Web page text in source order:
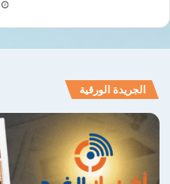
الجريدة الورقية